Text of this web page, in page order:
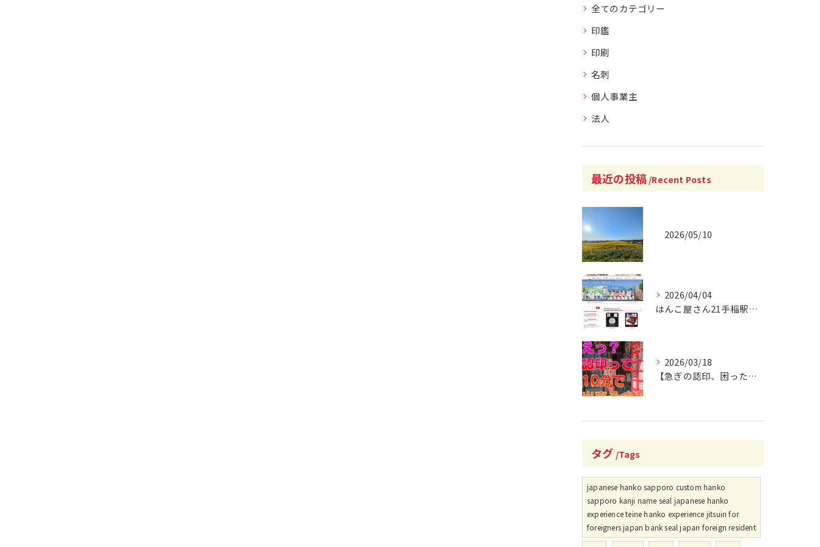
全てのカテゴリー
印鑑
印刷
名刺
個人事業主
法人
最近の投稿 Recent Posts
2026/05/10
2026/04/04
はんこ屋さん21手稲駅南口店 オフィシャルホームページリニュ...
2026/03/18
【急ぎの認印、困ったことありませんか？】
タグ Tags
japanese hanko sapporo custom hanko
sapporo kanji name seal japanese hanko
experience teine hanko experience jitsuin for
foreigners japan bank seal japan foreign resident